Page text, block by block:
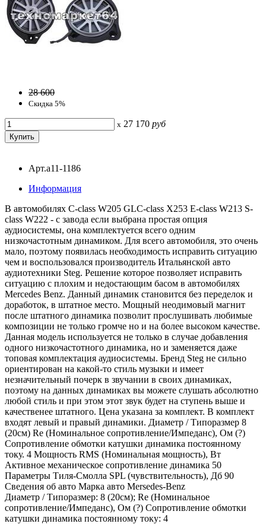
28 600
Скидка 5%
x 27 170 руб
Арт.a11-1186
Информация
В автомобилях C-class W205 GLC-class X253 E-class W213 S-
class W222 - с завода если выбрана простая опция
аудиосистемы, она комплектуется всего одним
низкочастотным динамиком. Для всего автомобиля, это очень
мало, поэтому появилась необходимость исправить ситуацию
чем и воспользовался производитель Итальянской авто
аудиотехники Steg. Решение которое позволяет исправить
ситуацию с плохим и недостающим басом в автомобилях
Mercedes Benz. Данный динамик становится без переделок и
доработок, в штатное место. Мощный неодимовый магнит
после штатного динамика позволит прослушивать любимые
композиции не только громче но и на более высоком качестве.
Данная модель используется не только в случае добавления
одного низкочастотного динамика, но и заменяется даже
топовая комплектация аудиосистемы. Бренд Steg не сильно
ориентирован на какой-то стиль музыки и имеет
незначительный почерк в звучании в своих динамиках,
поэтому на данных динамиках вы можете слушать абсолютно
любой стиль и при этом этот звук будет на ступень выше и
качественее штатного. Цена указана за комплект. В комплект
входят левый и правый динамики. Диаметр / Типоразмер 8
(20см) Re (Номинальное сопротивление/Импеданс), Ом (?)
Сопротивление обмотки катушки динамика постоянному
току. 4 Мощность RMS (Номинальная мощность), Вт
Активное механическое сопротивление динамика 50
Параметры Тиля-Смолла SPL (чувствительность), Дб 90
Сведения об авто Марка авто Mersedes-Benz
Диаметр / Типоразмер: 8 (20см); Re (Номинальное
сопротивление/Импеданс), Ом (?) Сопротивление обмотки
катушки динамика постоянному току: 4